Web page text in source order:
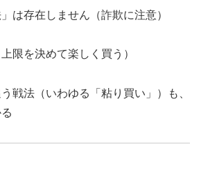
は存在しません（詐欺に注意）
限を決めて楽しく買う）
戦法（いわゆる「粘り買い」）も、